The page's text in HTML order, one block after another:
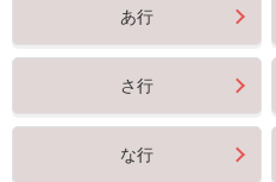
あ行
さ行
な行